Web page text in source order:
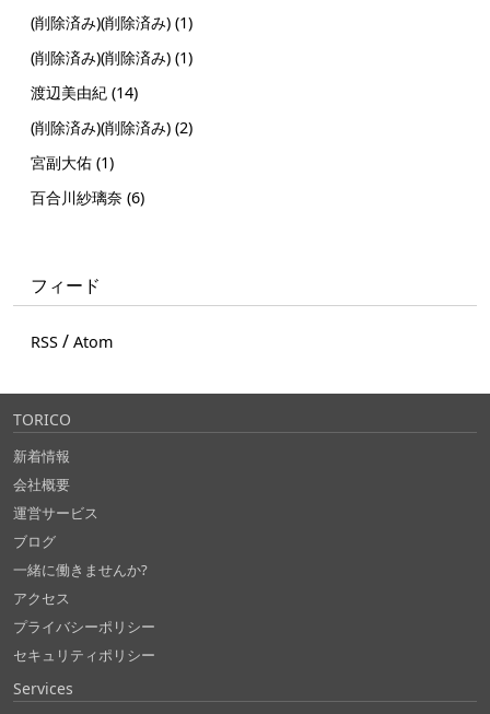
(削除済み)(削除済み) (1)
(削除済み)(削除済み) (1)
渡辺美由紀 (14)
(削除済み)(削除済み) (2)
宮副大佑 (1)
百合川紗璃奈 (6)
フィード
RSS / Atom
TORICO
新着情報
会社概要
運営サービス
ブログ
一緒に働きませんか?
アクセス
プライバシーポリシー
セキュリティポリシー
Services